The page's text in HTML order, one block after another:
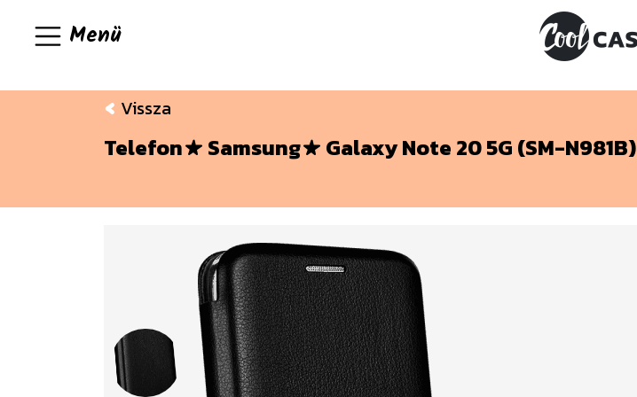
Menü
Vissza
Telefon Samsung Galaxy Note 20 5G (SM-N981B)